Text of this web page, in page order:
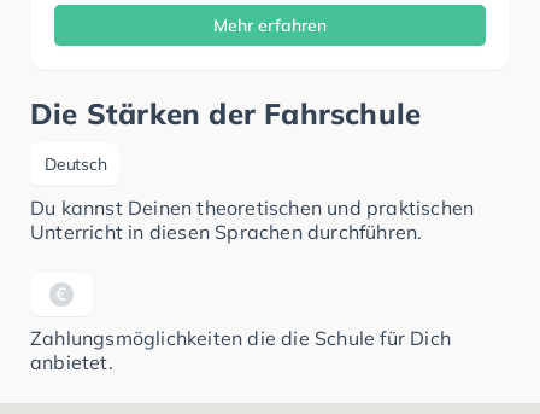
Mehr erfahren
Die Stärken der Fahrschule
Deutsch
Du kannst Deinen theoretischen und praktischen
Unterricht in diesen Sprachen durchführen.
Zahlungsmöglichkeiten die die Schule für Dich
anbietet.